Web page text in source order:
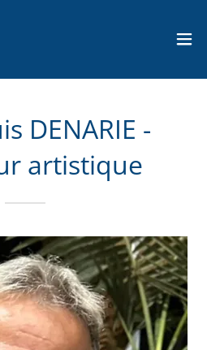
DENARIE -
artistique